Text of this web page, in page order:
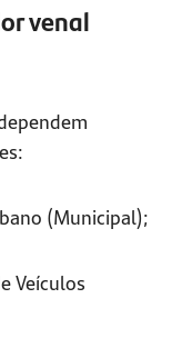
venal
(Municipal);
Veículos